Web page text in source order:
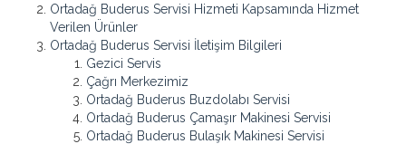
Ortadağ Buderus Servisi Hizmeti Kapsamında Hizmet
Verilen Ürünler
Ortadağ Buderus Servisi İletişim Bilgileri
Gezici Servis
Çağrı Merkezimiz
Ortadağ Buderus Buzdolabı Servisi
Ortadağ Buderus Çamaşır Makinesi Servisi
Ortadağ Buderus Bulaşık Makinesi Servisi